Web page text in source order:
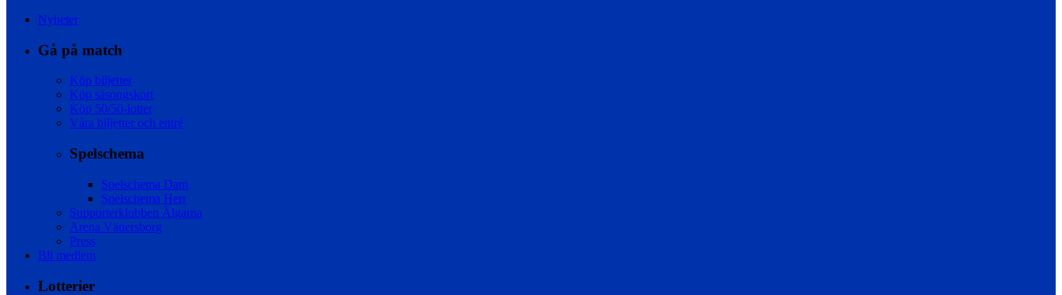
Nyheter
Gå på match
Köp biljetter
Köp säsongskort
Köp 50/50-lotter
Våra biljetter och entré
Spelschema
Spelschema Dam
Spelschema Herr
Supporterklubben Älgarna
Arena Vänersborg
Press
Bli medlem
Lotterier